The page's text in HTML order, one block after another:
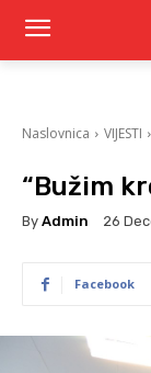
Naslovnica VIJESTI
“Bužim
By Admin 26
Facebook